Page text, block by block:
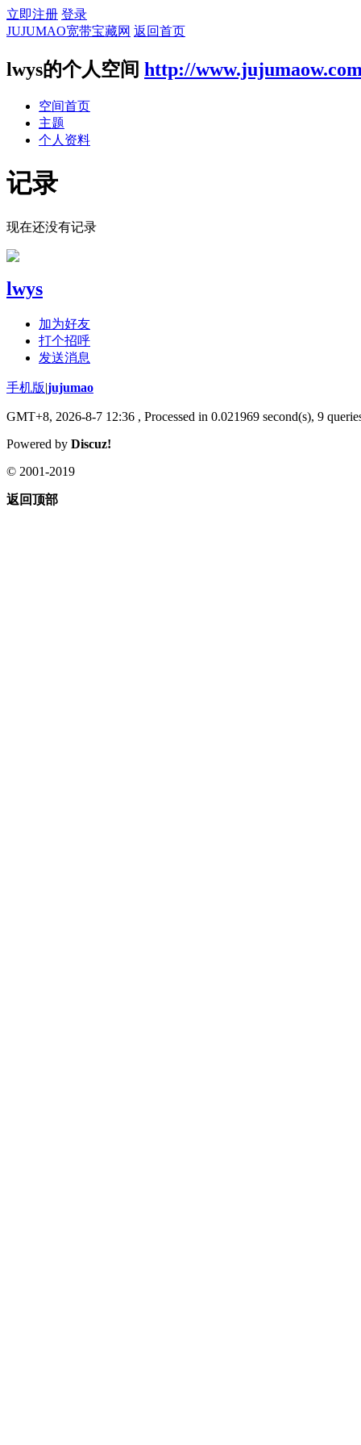
立即注册 登录
JUJUMAO宽带宝藏网 返回首页
lwys的个人空间 http://
空间首页
主题
个人资料
记录
现在还没有记录
lwys
加为好友
打个招呼
发送消息
手机版|jujumao
GMT+8, 2026-8-7 12:36 , Processed in 0.021969 second(s), 9
Powered by Discuz!
© 2001-2019
返回顶部